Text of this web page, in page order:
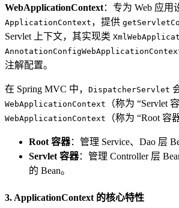
WebApplicationContext：专为 Web 应用
ApplicationContext ，提供
Servlet 上下文，其实现类
注解配置。
在 Spring MVC 中， DispatcherServlet
WebApplicationContext （称为 “Servlet
WebApplicationContext （称为 “Root 容
Root 容器：管理 Service、Dao 层
Servlet 容器：管理 Controller 层
的 Bean。
3. ApplicationContext 的核心特性